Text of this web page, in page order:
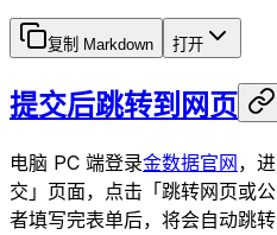
复制 Markdown 打开
提交后跳转到网页
电脑 PC 端登录金数据官网 ，
交」页面，点击「跳转网页或
者填写完表单后，将会自动跳